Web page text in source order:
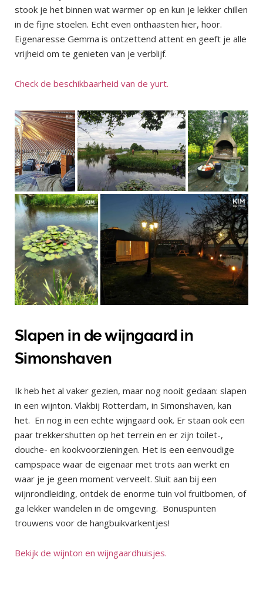
stook je het binnen wat warmer op en kun je lekker chillen
in de fijne stoelen. Echt even onthaasten hier, hoor.
Eigenaresse Gemma is ontzettend attent en geeft je alle
vrijheid om te genieten van je verblijf.
Check de beschikbaarheid van de yurt.
Slapen in de wijngaard in
Simonshaven
Ik heb het al vaker gezien, maar nog nooit gedaan: slapen
in een wijnton. Vlakbij Rotterdam, in Simonshaven, kan
het. En nog in een echte wijngaard ook. Er staan ook een
paar trekkershutten op het terrein en er zijn toilet-,
douche- en kookvoorzieningen. Het is een eenvoudige
campspace waar de eigenaar met trots aan werkt en
waar je je geen moment verveelt. Sluit aan bij een
wijnrondleiding, ontdek de enorme tuin vol fruitbomen, of
ga lekker wandelen in de omgeving. Bonuspunten
trouwens voor de hangbuikvarkentjes!
Bekijk de wijnton en wijngaardhuisjes.